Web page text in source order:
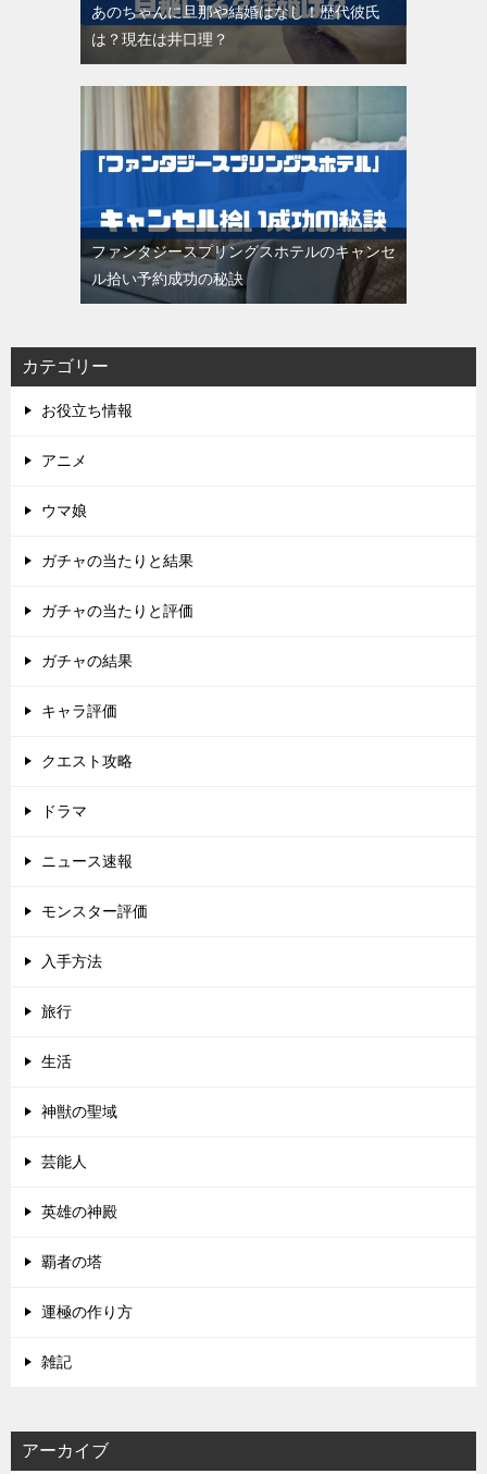
あのちゃんに旦那や結婚はなし！歴代彼氏
は？現在は井口理？
ファンタジースプリングスホテルのキャンセ
ル拾い予約成功の秘訣
カテゴリー
お役立ち情報
アニメ
ウマ娘
ガチャの当たりと結果
ガチャの当たりと評価
ガチャの結果
キャラ評価
クエスト攻略
ドラマ
ニュース速報
モンスター評価
入手方法
旅行
生活
神獣の聖域
芸能人
英雄の神殿
覇者の塔
運極の作り方
雑記
アーカイブ